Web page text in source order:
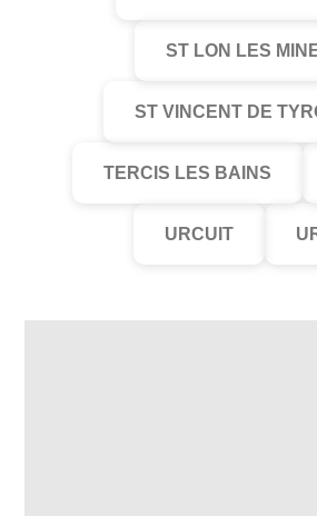
ST LON LES
ST VINCENT DE
TERCIS LES BAINS
URCUIT